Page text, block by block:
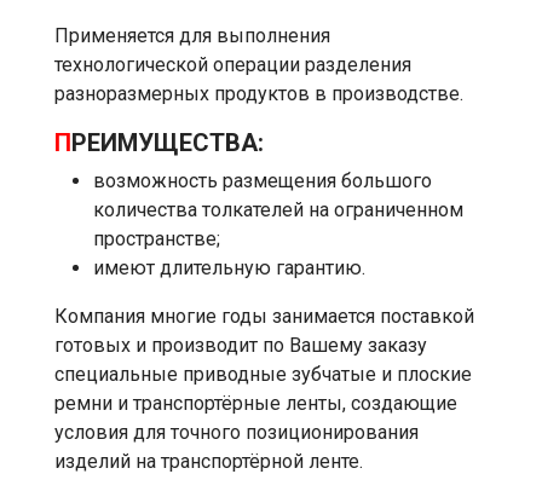
Применяется для выполнения
технологической операции разделения
разноразмерных продуктов в производстве.
ПРЕИМУЩЕСТВА:
возможность размещения большого
количества толкателей на ограниченном
пространстве;
имеют длительную гарантию.
Компания многие годы занимается поставкой
готовых и производит по Вашему заказу
специальные приводные зубчатые и плоские
ремни и транспортёрные ленты, создающие
условия для точного позиционирования
изделий на транспортёрной ленте.